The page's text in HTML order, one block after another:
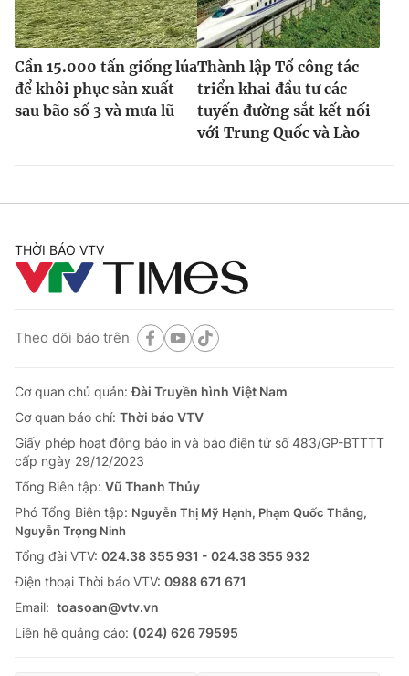
Cần 15.000 tấn giống lúa
để khôi phục sản xuất
sau bão số 3 và mưa lũ
Thành lập Tổ công tác
triển khai đầu tư các
tuyến đường sắt kết nối
với Trung Quốc và Lào
THỜI BÁO VTV
Theo dõi báo trên
Cơ quan chủ quản:Đài Truyền hình Việt Nam
Cơ quan báo chí: Thời báo VTV
Giấy phép hoạt động báo in và báo điện tử số 483/GP-BTTTT
cấp ngày 29/12/2023
Tổng Biên tập: Vũ Thanh Thủy
Phó Tổng Biên tập: Nguyễn Thị Mỹ Hạnh, Phạm Quốc Thắng,
Nguyễn Trọng Ninh
Tổng đài VTV: 024.38 355 931 - 024.38 355 932
Ðiện thoại Thời báo VTV: 0988 671 671
Email: toasoan@vtv.vn
Liên hệ quảng cáo: (024) 626 79595